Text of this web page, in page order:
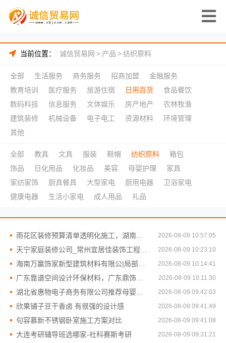
当前位置： 诚信贸易网 > 产品 >纺织原料
全部 生活服务 商务服务 招商加盟
金融服务
教育培训
医疗服务 旅游住宿 日用百货
食品餐饮
数码科技
信息服务 文体娱乐 房产地产
农林牧渔
建筑装修
机械设备 电子电工 资源材料
环境管理
其他
全部 教具 文具 服装 鞋帽 纺织原料
箱包
饰品
日化用品 化妆品 美容 母婴护理
家具
家纺家饰
厨具餐具 大型家电 厨用电器
卫浴家电
健康电器
生活小家电 成人用品 礼品
2026-08-09 10:57:05
2026-08-09 10:23:10
2026-08-09 10:14:41
2026-08-09 10:11:30
2026-08-09 09:42:03
欣果铺子豆干香卤 有很强的设计感 2026-08-09 09:41:49
句容慕新不锈钢卧室施工方案对比 2026-08-09 09:41:08
大连考研辅导班选哪家-社科赛斯考研 2026-08-09 09:31:21